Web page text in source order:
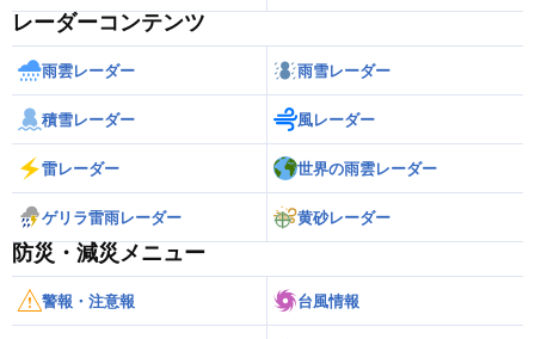
レーダーコンテンツ
雨雲レーダー 雨雪レーダー
積雪レーダー 風レーダー
雷レーダー 世界の雨雲レーダー
ゲリラ雷雨レーダー 黄砂レーダー
防災・減災メニュー
警報・注意報 台風情報